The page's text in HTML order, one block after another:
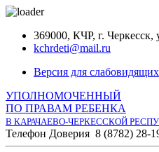
369000, КЧР, г. Черкесск,
kchrdeti@mail.ru
Версия для слабовидящих
УПОЛНОМОЧЕННЫЙ
ПО ПРАВАМ РЕБЕНКА
В КАРАЧАЕВО-ЧЕРКЕССКОЙ
Телефон Доверия 8 (8782) 28-